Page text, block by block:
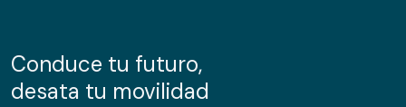
información sobre el uso que haga del sitio web con
nuestros partners de redes sociales, publicidad y análisis
Conduce tu futuro,
desata tu movilidad